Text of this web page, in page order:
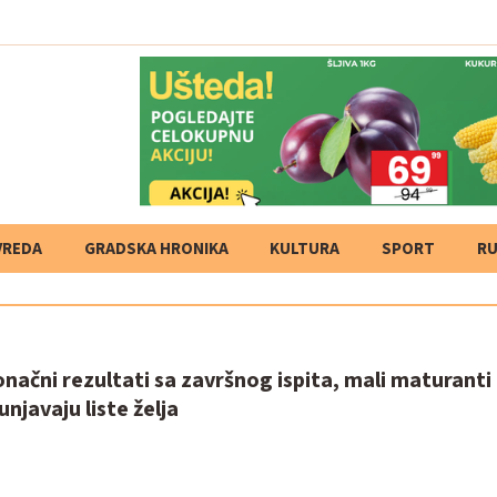
GRADSKA HRONIKA KULTURA SPORT
rezultati sa završnog ispita, mali
liste želja